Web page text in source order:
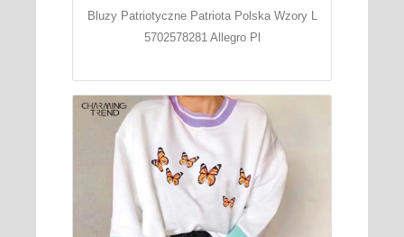
Bluzy Patriotyczne Patriota Polska Wzory L
5702578281 Allegro Pl